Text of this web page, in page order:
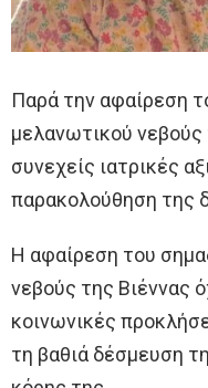
Παρά την αφαίρεση
μελανωτικού νεβούς
συνεχείς ιατρικές
παρακολούθηση της
Η αφαίρεση του
νεβούς της Βιέννας
κοινωνικές
τη βαθιά δέσμευση